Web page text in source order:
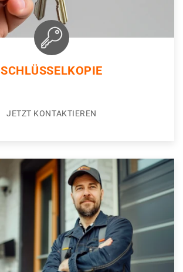
SCHLÜSSELKOPIE
JETZT KONTAKTIEREN